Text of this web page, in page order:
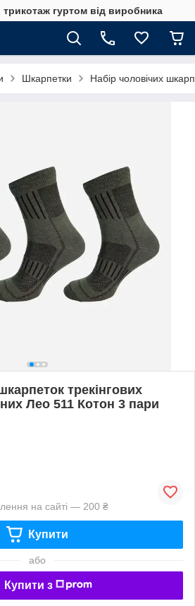
гуртом від виробника
Шкарпетки Набір чоловічих
трекінгових
Лео 511 Котон 3 пари
на сайті — 200 ₴
Купити
або
Купити з